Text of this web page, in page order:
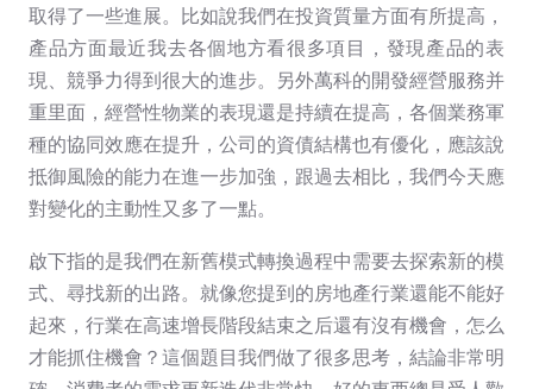
取得了一些進展。比如說我們在投資質量方面有所提高，
產品方面最近我去各個地方看很多項目，發現產品的表
現、競爭力得到很大的進步。另外萬科的開發經營服務并
重里面，經營性物業的表現還是持續在提高，各個業務軍
種的協同效應在提升，公司的資債結構也有優化，應該說
抵御風險的能力在進一步加強，跟過去相比，我們今天應
對變化的主動性又多了一點。
啟下指的是我們在新舊模式轉換過程中需要去探索新的模
式、尋找新的出路。就像您提到的房地產行業還能不能好
起來，行業在高速增長階段結束之后還有沒有機會，怎么
才能抓住機會？這個題目我們做了很多思考，結論非常明